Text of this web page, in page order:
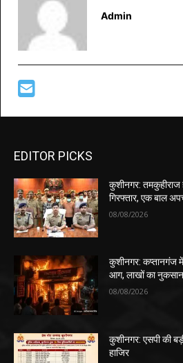
Admin
EDITOR PICKS
कुशीनगर:
गिरफ्तार, एक बाल
08/08/2026
कुशीनगर: कप्तानगंज
आग, लाखों का नुकसान
08/08/2026
कुशीनगर: एसपी की
हाजिर